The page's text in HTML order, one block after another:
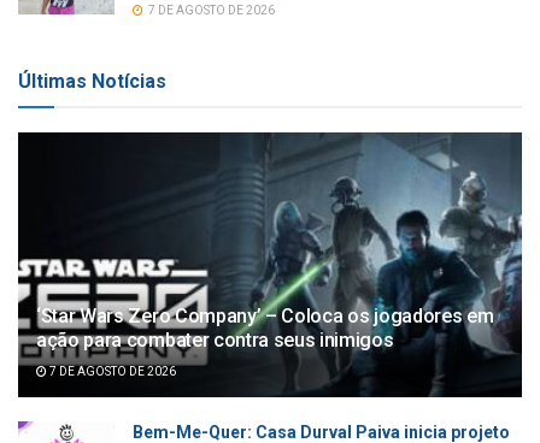
7 DE AGOSTO DE 2026
Últimas Notícias
‘Star Wars Zero Company’ – Coloca os jogadores em
ação para combater contra seus inimigos
7 DE AGOSTO DE 2026
Bem-Me-Quer: Casa Durval Paiva inicia projeto